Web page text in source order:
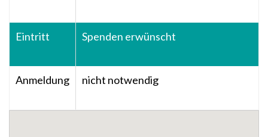
Eintritt Spenden erwünscht
Anmeldung nicht notwendig